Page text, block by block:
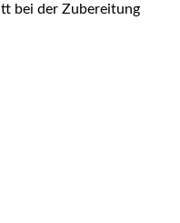
bei der Zubereitung